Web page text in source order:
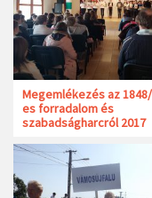
Megemlékezés az
es forradalom és
szabadságharcról 2017